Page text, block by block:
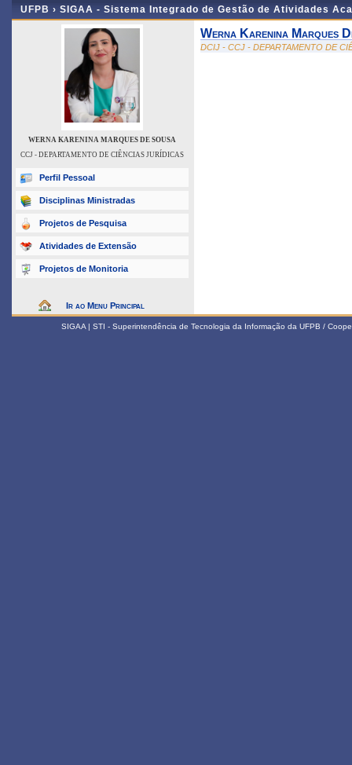
UFPB › SIGAA - Sistema Integrado de Gestão de Atividades
WERNA KARENINA MARQUES DE SOUSA
CCJ - DEPARTAMENTO DE CIÊNCIAS JURÍDICAS
Perfil Pessoal
Disciplinas Ministradas
Projetos de Pesquisa
Atividades de Extensão
Projetos de Monitoria
Ir ao Menu Principal
Werna Karenina Marques
DCIJ - CCJ - DEPARTAMENTO DE
SIGAA | STI - Superintendência de Tecnologia da Informação da UFPB /